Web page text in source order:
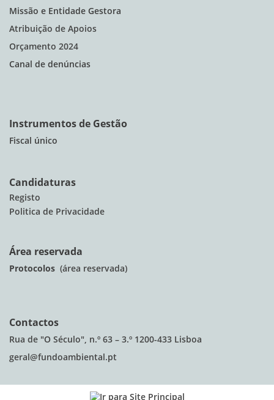
Missão e Entidade Gestora
Atribuição de Apoios
Orçamento 2024
Canal de denúncias
Instrumentos de Gestão
Fiscal único
Candidaturas
Registo
Politica de Privacidade
Área reservada
Protocolos (área reservada)
Contactos
Rua de "O Século", n.º 63 – 3.º 1200-433 Lisboa
geral@fundoambiental.pt